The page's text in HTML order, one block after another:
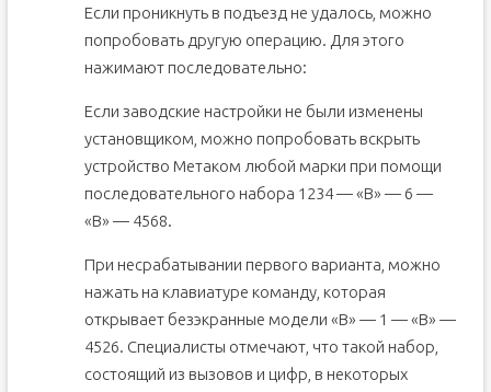
Если проникнуть в подъезд не удалось, можно
попробовать другую операцию. Для этого
нажимают последовательно:
Если заводские настройки не были изменены
установщиком, можно попробовать вскрыть
устройство Метаком любой марки при помощи
последовательного набора 1234 — «В» — 6 —
«В» — 4568.
При несрабатывании первого варианта, можно
нажать на клавиатуре команду, которая
открывает безэкранные модели «В» — 1 — «В» —
4526. Специалисты отмечают, что такой набор,
состоящий из вызовов и цифр, в некоторых